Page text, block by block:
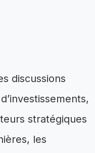
discussions
stratégiques
les